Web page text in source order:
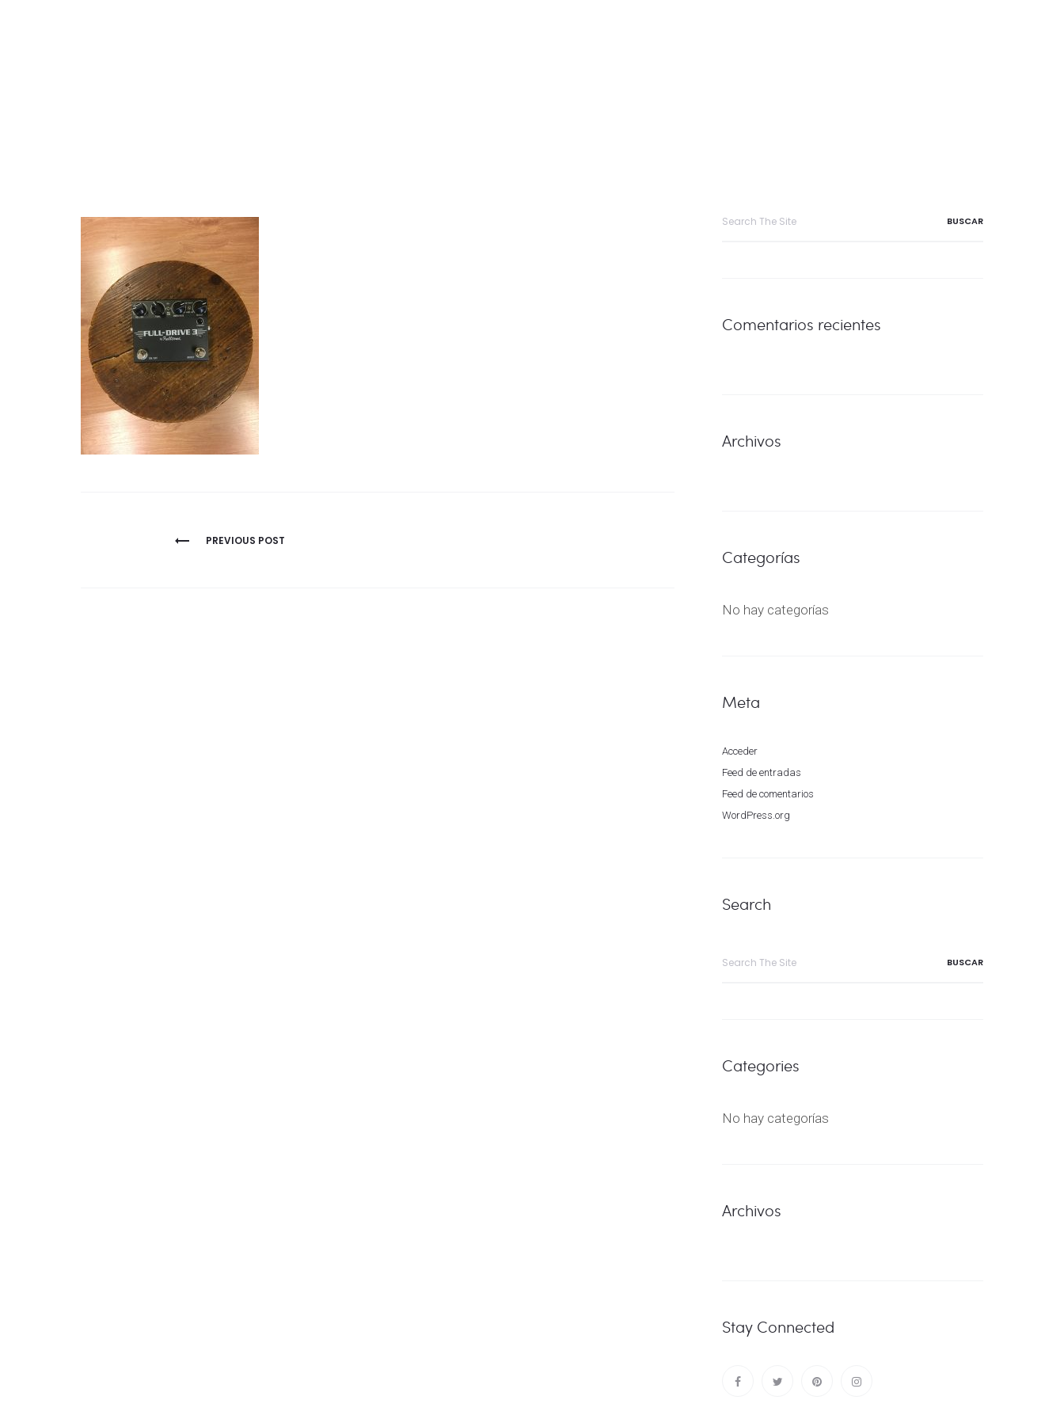
NAVEGACIÓN
PREVIOUS POST
Comentarios recientes
Archivos
Categorías
No hay categorías
Meta
Acceder
Feed de entradas
Feed de comentarios
WordPress.org
Search
Categories
No hay categorías
Archivos
Stay Connected